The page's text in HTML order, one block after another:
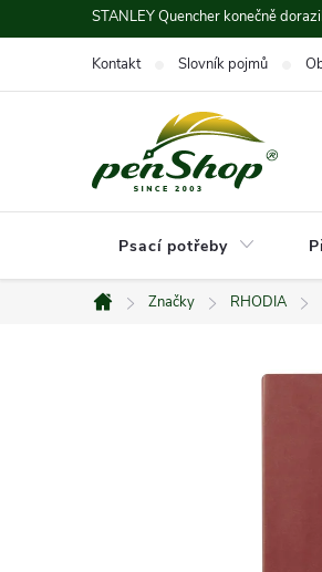
na
STANLEY Quencher konečně
Kontakt Slovník pojmů
Psací potřeby
Domů
Značky RHODIA